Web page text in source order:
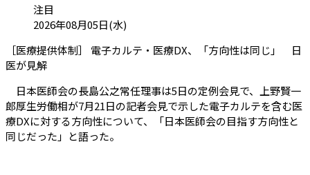
カテゴリ:
注目
投稿日:2026年08月05日(水)
［医療提供体制］ 電子カルテ・医療DX、「方向性は同じ」 日
医が見解（会員限定記事）
日本医師会の長島公之常任理事は5日の定例会見で、上野賢一
郎厚生労働相が7月21日の記者会見で示した電子カルテを含む医
療DXに対する方向性について、「日本医師会の目指す方向性と
同じだった」と語った。